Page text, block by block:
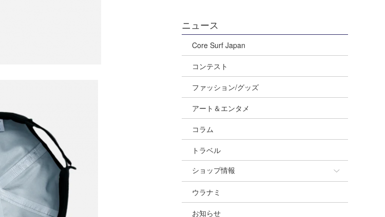
ニュース
Core Surf Japan
コンテスト
ファッション/グッズ
アート＆エンタメ
コラム
トラベル
ショップ情報
ショップ情報
湘南
ウラナミ
お知らせ